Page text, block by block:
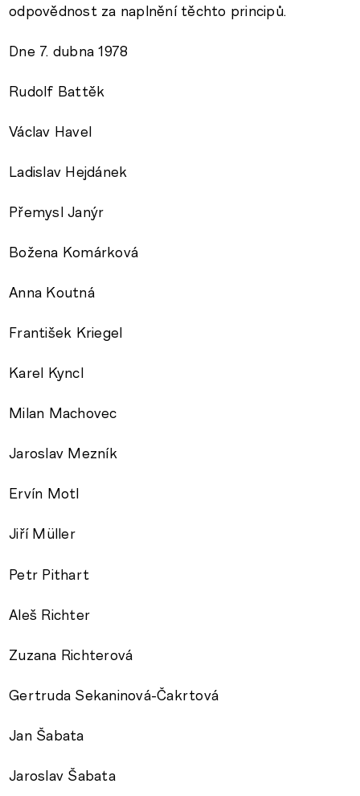
odpovědnost za naplnění těchto principů.
Dne 7. dubna 1978
Rudolf Battěk
Václav Havel
Ladislav Hejdánek
Přemysl Janýr
Božena Komárková
Anna Koutná
František Kriegel
Karel Kyncl
Milan Machovec
Jaroslav Mezník
Ervín Motl
Jiří Müller
Petr Pithart
Aleš Richter
Zuzana Richterová
Gertruda Sekaninová-Čakrtová
Jan Šabata
Jaroslav Šabata